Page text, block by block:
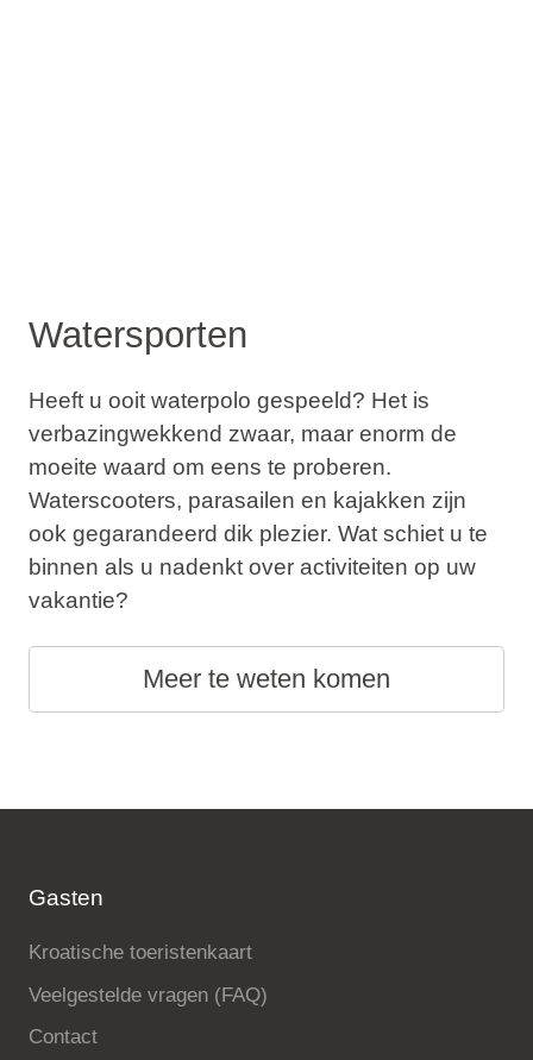
Watersporten
Heeft u ooit waterpolo gespeeld? Het is
verbazingwekkend zwaar, maar enorm de
moeite waard om eens te proberen.
Waterscooters, parasailen en kajakken zijn
ook gegarandeerd dik plezier. Wat schiet u te
binnen als u nadenkt over activiteiten op uw
vakantie?
Meer te weten komen
Gasten
Kroatische toeristenkaart
Veelgestelde vragen (FAQ)
Contact